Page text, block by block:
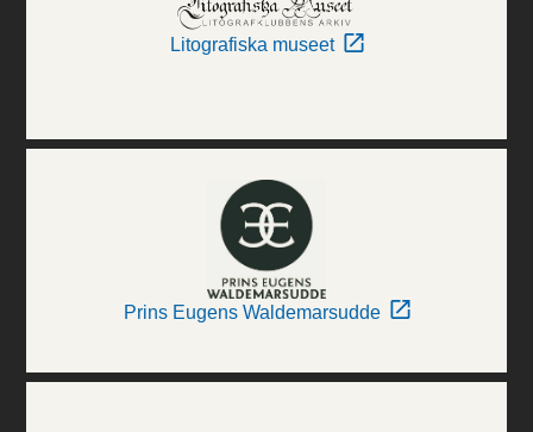
Litografiska museet
Prins Eugens Waldemarsudde